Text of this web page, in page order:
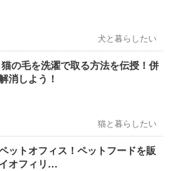
犬と暮らしたい
猫の毛を洗濯で取る方法を伝授！併
消しよう！
猫と暮らしたい
ットオフィス！ペットフードを販
オフィリ…